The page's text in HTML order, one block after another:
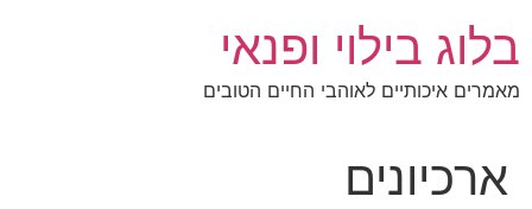
לתוכן
בלוג בילוי ופנאי
מאמרים איכותיים לאוהבי החיים הטובים
ארכיונים